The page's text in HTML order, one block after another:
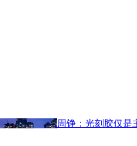
周铮：光刻胶仅是